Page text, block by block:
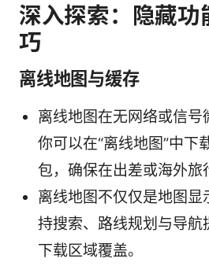
深入探索：隐藏功
巧
离线地图与缓存
离线地图在无网络或信号
你可以在“离线地图”中下
包，确保在出差或海外旅
离线地图不仅仅是地图显
持搜索、路线规划与导航
下载区域覆盖。